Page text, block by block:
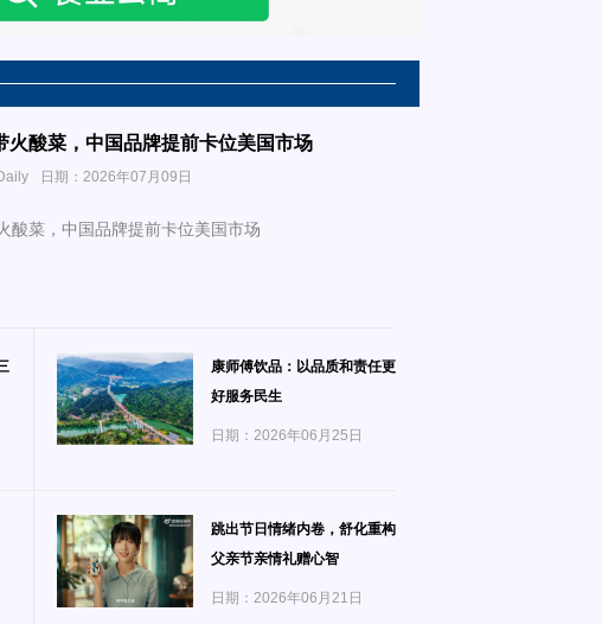
火酸菜，中国品牌提前卡位美国市场
日期：2026年07月09日
酸菜，中国品牌提前卡位美国市场
康师傅饮品：以品质和责任更
好服务民生
日期：2026年06月25日
跳出节日情绪内卷，舒化重构
父亲节亲情礼赠心智
日期：2026年06月21日